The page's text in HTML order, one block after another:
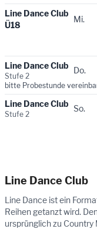
Line Dance Club
Ü18
Mi.
Line Dance Club
Stufe 2
Do.
bitte Probestunde
Line Dance Club
Stufe 2
So.
Line Dance Club
Line Dance ist ein
Reihen getanzt wird.
ursprünglich zu Country